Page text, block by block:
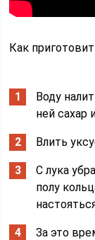
Как
Воду
ней сахар
Влить
С лука
полу
За это